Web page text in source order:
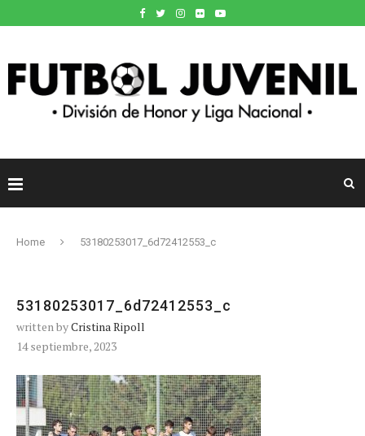
Home 53180253017_6d72412553_c
53180253017_6d72412553_c
written byCristina Ripoll
14 septiembre, 2023